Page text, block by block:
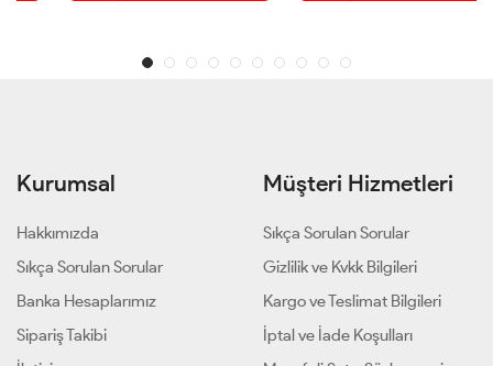
Kurumsal
Hakkımızda
Sıkça Sorulan Sorular
Banka Hesaplarımız
Sipariş Takibi
Müşteri Hizmetleri
Sıkça Sorulan Sorular
Gizlilik ve Kvkk Bilgileri
Kargo ve Teslimat Bilgileri
İptal ve İade Koşulları